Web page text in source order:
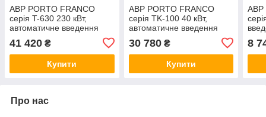
АВР PORTO FRANCO
серія T-630 230 кВт,
автоматичне введення
генератора Порто Франко,
блок
41 420 ₴
Купити
АВР PORTO FRANCO
серія TK-100 40 кВт,
автоматичне введення
генератора Порто Франко,
блок
30 780₴
Купити
АВР
блок
8
Про нас